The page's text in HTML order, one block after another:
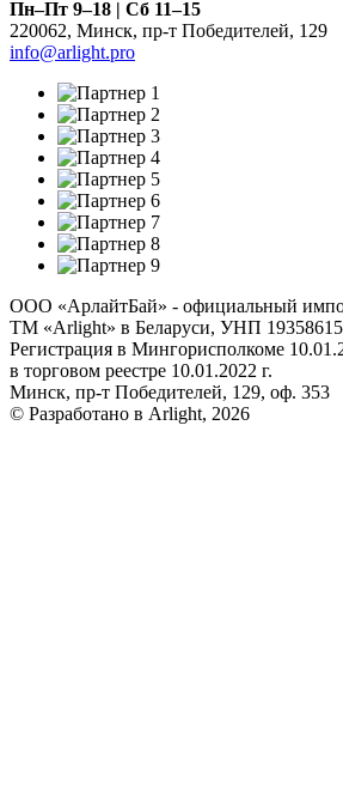
Пн–Пт 9–18 | Сб 11–15
220062, Минск, пр-т Победителей, 129
info@arlight.pro
ООО «АрлайтБай» - официальный
ТМ «Arlight» в Беларуси, УНП
Регистрация в Мингорисполкоме
в торговом реестре 10.01.2022 г.
Минск, пр-т Победителей, 129, оф. 353
© Разработано в Arlight, 2026